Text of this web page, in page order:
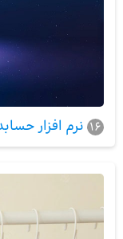
16 نرم افزار